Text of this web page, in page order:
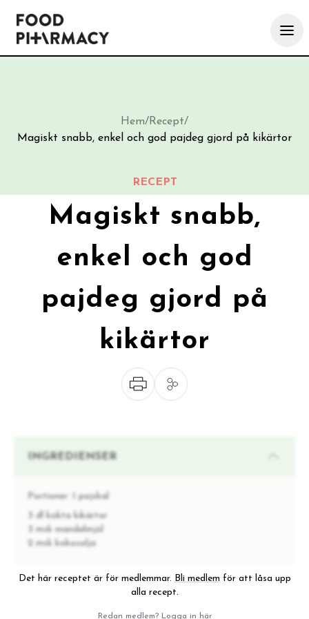
Hem/Recept/
Magiskt snabb, enkel och god pajdeg gjord på kikärtor
RECEPT
Magiskt snabb,
enkel och god
pajdeg gjord på
kikärtor
INGREDIENSER
Portioner:
1 pajskal
3 dl kokta kikärtor
3 msk mandelmjöl
2 msk kokosolja
Det här receptet är för medlemmar. Bli medlem för att låsa upp
alla recept.
Redan medlem? Logga in här